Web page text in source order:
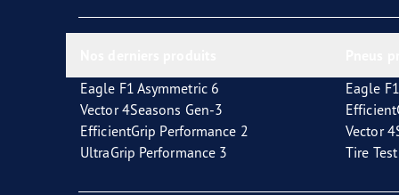
Eagle F1 Asymmetric 6
Vector 4Seasons Gen-3
EfficientGrip Performance 2
UltraGrip Performance 3
Eagle
Vector
Tire